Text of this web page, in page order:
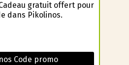
gratuit offert pour
dans Pikolinos.
Code promo